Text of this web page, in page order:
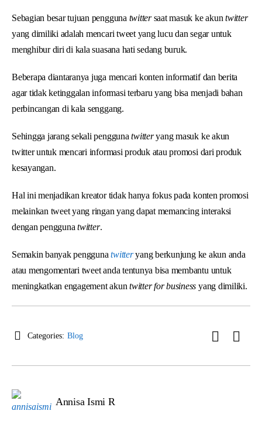
Sebagian besar tujuan pengguna twittersaat masuk ke akun twitter
yang dimiliki adalah mencari tweet yang lucu dan segar untuk
menghibur diri di kala suasana hati sedang buruk.
Beberapa diantaranya juga mencari konten informatif dan berita
agar tidak ketinggalan informasi terbaru yang bisa menjadi bahan
perbincangan di kala senggang.
Sehingga jarang sekali pengguna twitteryang masuk ke akun
twitter untuk mencari informasi produk atau promosi dari produk
kesayangan.
Hal ini menjadikan kreator tidak hanya fokus pada konten promosi
melainkan tweet yang ringan yang dapat memancing interaksi
dengan pengguna twitter.
Semakin banyak pengguna twitter yang berkunjung ke akun anda
atau mengomentari tweet anda tentunya bisa membantu untuk
meningkatkan engagement akuntwitter for business yang dimiliki.
Categories: Blog
Annisa Ismi R